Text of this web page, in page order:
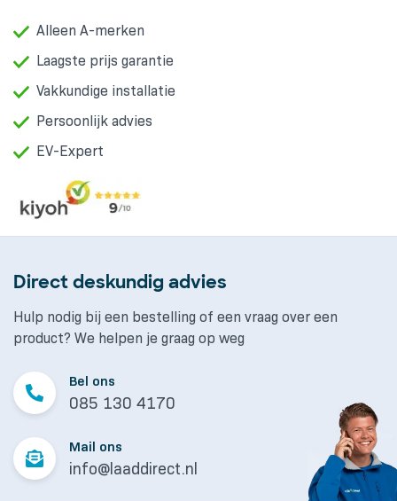
Alleen A-merken
Laagste prijs garantie
Vakkundige installatie
Persoonlijk advies
EV-Expert
Direct deskundig advies
Hulp nodig bij een bestelling of een vraag over een
product? We helpen je graag op weg
Bel ons
085 130 4170
Mail ons
info@laaddirect.nl